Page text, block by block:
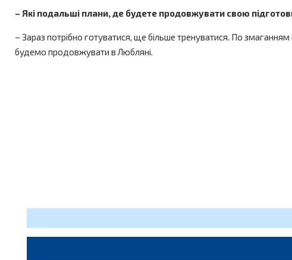
– Які подальші плани, де будете продовжувати свою
– Зараз потрібно готуватися, ще більше тренуватися. По
будемо продовжувати в Любляні.